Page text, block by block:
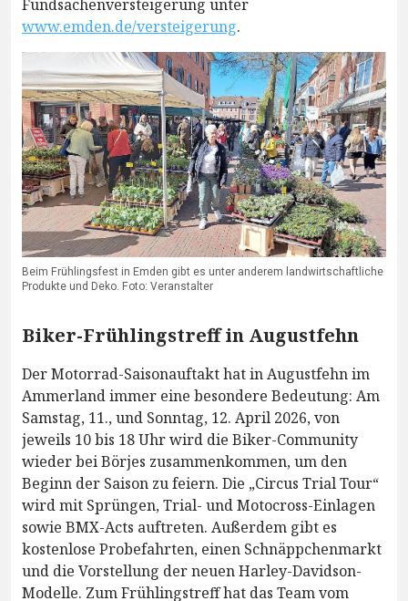
Fundsachenversteigerung unter
www.emden.de/versteigerung.
Beim Frühlingsfest in Emden gibt es unter anderem landwirtschaftliche
Produkte und Deko. Foto: Veranstalter
Biker-Frühlingstreff in Augustfehn
Der Motorrad-Saisonauftakt hat in Augustfehn im
Ammerland immer eine besondere Bedeutung: Am
Samstag, 11., und Sonntag, 12. April 2026, von
jeweils 10 bis 18 Uhr wird die Biker-Community
wieder bei Börjes zusammenkommen, um den
Beginn der Saison zu feiern. Die „Circus Trial Tour“
wird mit Sprüngen, Trial- und Motocross-Einlagen
sowie BMX-Acts auftreten. Außerdem gibt es
kostenlose Probefahrten, einen Schnäppchenmarkt
und die Vorstellung der neuen Harley-Davidson-
Modelle. Zum Frühlingstreff hat das Team vom